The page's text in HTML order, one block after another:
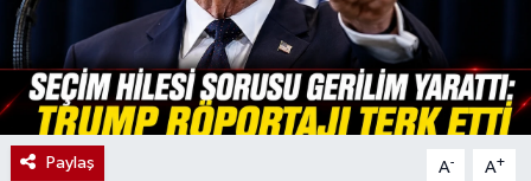
Paylaş A- A+